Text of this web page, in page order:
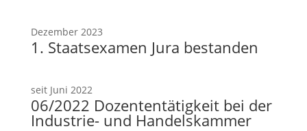
Dezember 2023
1. Staatsexamen Jura bestanden
seit Juni 2022
06/2022 Dozententätigkeit bei der
Industrie- und Handelskammer